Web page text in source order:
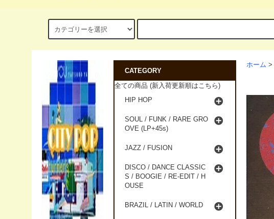
ホーム >
CATEGORY
全ての商品 (新入荷更新順はこちら)
HIP HOP
SOUL / FUNK / RARE GRO
OVE (LP+45s)
JAZZ / FUSION
DISCO / DANCE CLASSIC
S / BOOGIE / RE-EDIT / H
OUSE
BRAZIL / LATIN / WORLD